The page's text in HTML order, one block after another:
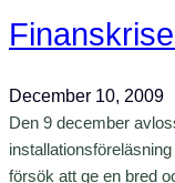
a
i
s
e
r
p
m
a
t
t
December 10, 2009
Den 9 december
försök att ge en bred